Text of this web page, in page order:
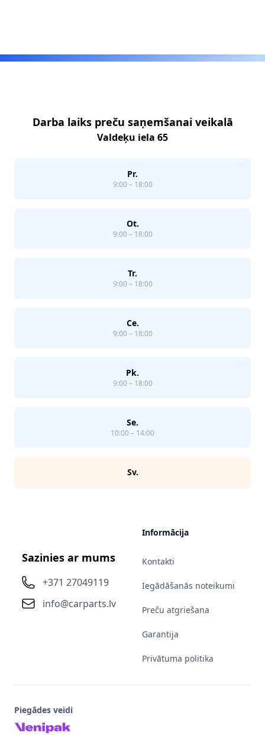
Darba laiks preču saņemšanai veikalā
Valdeķu iela 65
Pr.
9:00 – 18:00
Ot.
9:00 – 18:00
Tr.
9:00 – 18:00
Ce.
9:00 – 18:00
Pk.
9:00 – 18:00
Se.
10:00 – 14:00
Sv.
Sazinies ar mums
+371 27049119
info@carparts.lv
Informācija
Kontakti
Iegādāšanās noteikumi
Preču atgriešana
Garantija
Privātuma politika
Piegādes veidi